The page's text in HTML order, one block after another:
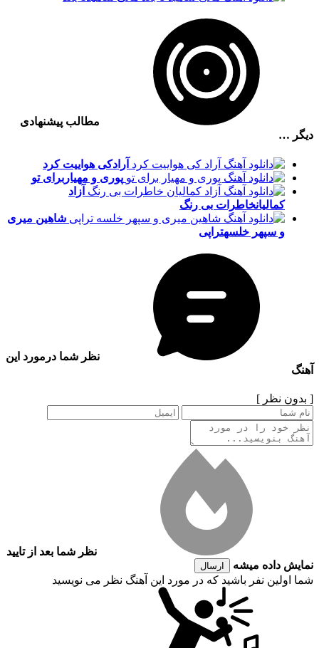
مطالب پیشنهادی
دیگر …
آرادکی هواییت کرد
پوری و مهیار برای تو
آزاد
کمالیانخاطرات بی رنگ
شاهین میری
و سپهر خلسهتراپی
نظر شما درمورد این
آهنگ
[ بدون نظر ]
نظر شما بعد از تایید
نمایش داده میشه
ارسال
شما اولین نفر باشید که در مورد این آهنگ نظر می نویسید